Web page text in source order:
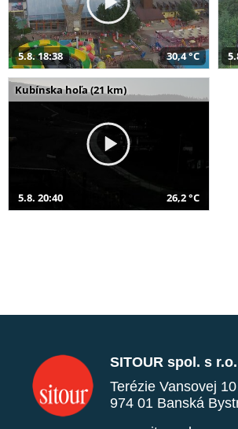
5.8. 18:38 30,4 °C
Kubínska hoľa (21 km)
5.8. 20:40 26,2 °C
SITOUR spol. s r.o.
Terézie Vansovej 10
974 01 Banská